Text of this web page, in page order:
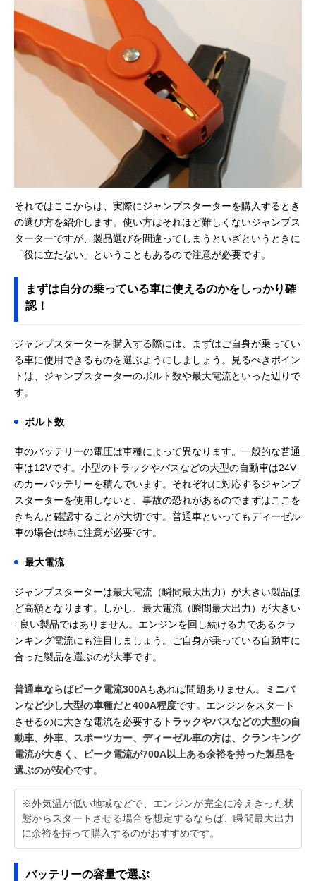
それではここからは、実際にジャンプスターターを購入するとき
の選び方を紹介します。使い方はそれほど難しくないジャンプス
ターターですが、製品選びを間違ってしまうといざというときに
「役に立たない」ということもあるので注意が必要です。
まずは自分の乗っている車に使えるのかをしっかり確
認！
ジャンプスターターを購入する際には、まずはご自身が乗ってい
る車に使用できるものを選ぶようにしましょう。見るべきポイン
トは、ジャンプスターターのボルト数や最大電流といった辺りで
す。
ボルト数
車のバッテリーの電圧は車種によって異なります。一般的な普通
車は12Vです。小型のトラックやバスなどの大型の自動車は24V
のカーバッテリーを積んでいます。それぞれに対応するジャンプ
スターターを使用しないと、事故の恐れがあるのでまずはここを
きちんと確認することが大切です。普通車といってもディーゼル
車の場合は特に注意が必要です。
最大電流
ジャンプスターターは最大電流（瞬間最大出力）が大きい製品ほ
ど高額となります。しかし、最大電流（瞬間最大出力）が大きい
=良い製品ではありません。エンジンを回し続ける力であるクラ
ンキング電流にも注目しましょう。ご自身が乗っている自動車に
合った製品を選ぶのが大事です。
普通車ならばピーク電流300Aもあれば問題ありません。
ミニバ
ンなど少し大型の車種だと400A程度です。エンジンをスタート
させるのに大きな電流を必要する トラックやバスなどの大型の自
動車、外車、スポーツカー、ディーゼル車の方は、クランキング
電流が大きく、ピーク電流が700A以上ある余裕を持った製品を
選ぶのが安心です。
※外気温が低い地域などで、エンジンが完全に冷えきった状
態からスタートさせる場合を想定するならば、瞬間最大出力
に余裕を持って購入するのがおすすめです。
バッテリーの容量で選ぶ